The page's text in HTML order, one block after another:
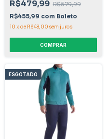
R$479,99 R$579,99
R$455,99 com Boleto
10 x de R$48,00 sem juros
COMPRAR
ESGOTADO